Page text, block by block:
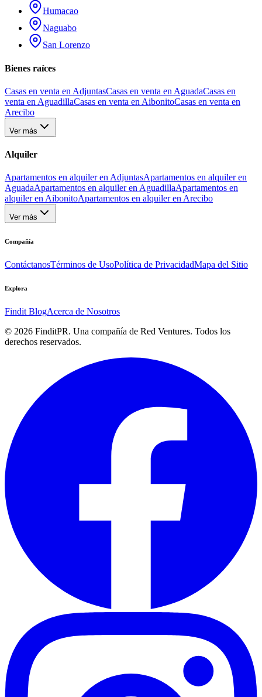
Humacao
Naguabo
San Lorenzo
Bienes raíces
Casas en venta en AdjuntasCasas en venta en AguadaCasas en
venta en AguadillaCasas en venta en AibonitoCasas en venta en
Arecibo
Ver más
Alquiler
Apartamentos en alquiler en AdjuntasApartamentos en alquiler en
AguadaApartamentos en alquiler en AguadillaApartamentos en
alquiler en AibonitoApartamentos en alquiler en Arecibo
Ver más
Compañía
ContáctanosTérminos de UsoPolítica de PrivacidadMapa del Sitio
Explora
Findit BlogAcerca de Nosotros
© 2026 FinditPR. Una compañía de Red Ventures. Todos los
derechos reservados.